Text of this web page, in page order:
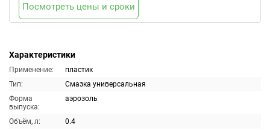
Характеристики
Применение:
пластик
Тип:
Смазка универсальная
Форма
выпуска:
аэрозоль
Объём, л:
0.4
Посмотреть цены и сроки